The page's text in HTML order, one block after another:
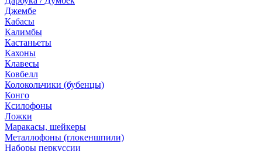
Джембе
Кабасы
Калимбы
Кастаньеты
Кахоны
Клавесы
Ковбелл
Колокольчики (бубенцы)
Конго
Ксилофоны
Ложки
Маракасы, шейкеры
Металлофоны (глокеншпили)
Наборы перкуссии